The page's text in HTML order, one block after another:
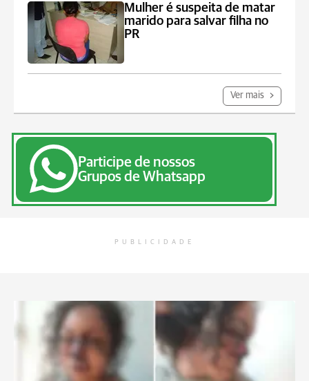
Mulher é suspeita de matar
marido para salvar filha no
PR
Ver mais
Participe de nossos
Grupos de Whatsapp
PUBLICIDADE